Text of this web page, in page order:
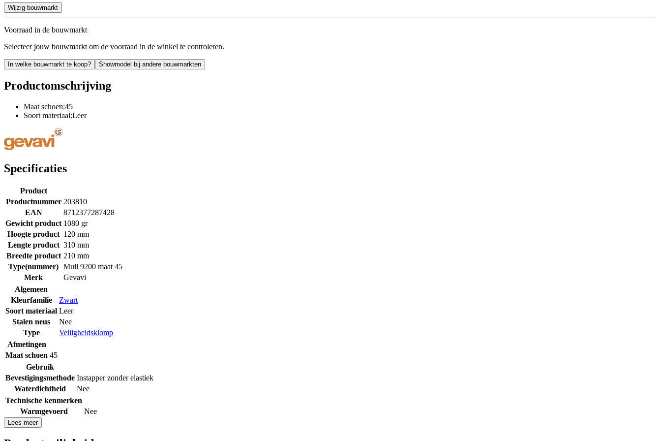
Wijzig bouwmarkt
Voorraad in de bouwmarkt
Selecteer jouw bouwmarkt om de voorraad in de winkel te controleren.
In welke bouwmarkt te koop? Showmodel bij andere bouwmarkten
Productomschrijving
Maat schoen:45
Soort materiaal:Leer
Specificaties
Product
Productnummer 203810
EAN
8712377287428
Gewicht product 1080 gr
Hoogte product 120 mm
Lengte product 310 mm
Breedte product 210 mm
Type(nummer) Muil 9200 maat 45
Merk
Gevavi
Algemeen
Kleurfamilie
Zwart
Soort materiaal Leer
Stalen neus
Nee
Type
Veiligheidsklomp
Afmetingen
Maat schoen 45
Gebruik
Bevestigingsmethode Instapper zonder elastiek
Waterdichtheid
Nee
Technische kenmerken
Warmgevoerd
Nee
Lees meer